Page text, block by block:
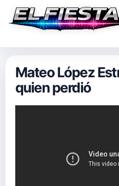
Mateo López
quien perdió